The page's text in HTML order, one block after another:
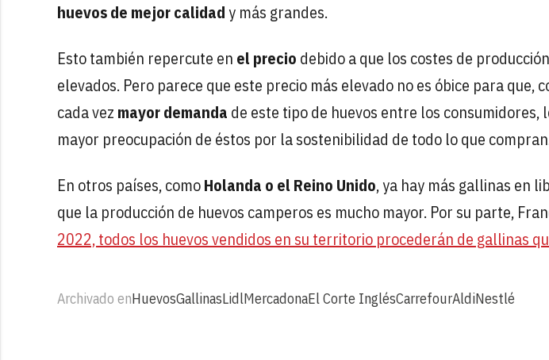
huevos de mejor calidady más grandes.
Esto también repercute en el precio debido a que los costes de
elevados. Pero parece que este precio más elevado no es óbice para que,
cada vez mayor demanda de este tipo de huevos entre los consumidores,
mayor preocupación de éstos por la sostenibilidad de todo lo que
En otros países, comoHolanda o el Reino Unido, ya hay más gallinas en
que la producción de huevos camperos es mucho mayor. Por su parte,
2022, todos los huevos vendidos en su territorio procederán de gallinas
Archivado enHuevosGallinasLidlMercadonaEl Corte InglésCarrefourAldiNestlé